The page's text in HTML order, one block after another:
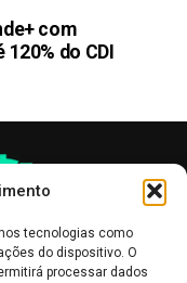
tecnologias como
do dispositivo. O
processar dados
com
do CDI